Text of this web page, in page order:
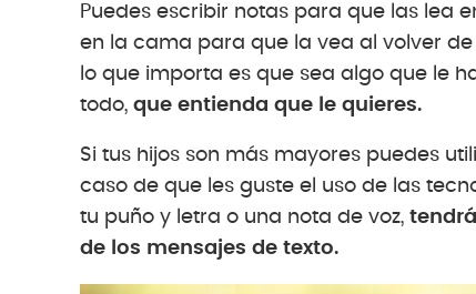
Puedes escribir notas para que las lea
en la cama para que la vea al volver
lo que importa es que sea algo que le
todo, que entienda que le quieres.
Si tus hijos son más mayores puedes
caso de que les guste el uso de las
tu puño y letra o una nota de voz,
de los mensajes de texto.